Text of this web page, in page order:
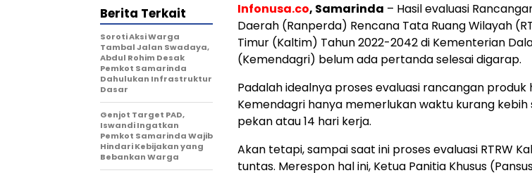
Infonusa.co, Samarinda – Hasil evaluasi
Daerah (Ranperda) Rencana Tata Ruang Wilayah
Timur (Kaltim) Tahun 2022-2042 di Kementerian
(Kemendagri) belum ada pertanda selesai digarap.
Padalah idealnya proses evaluasi rancangan produk
Kemendagri hanya memerlukan waktu kurang kebih
pekan atau 14 hari kerja.
Akan tetapi, sampai saat ini proses evaluasi RTRW
tuntas. Merespon hal ini, Ketua Panitia Khusus
Berita Terkait
Soroti Aksi Warga
Tambal Jalan Swadaya,
Abdul Rohim Desak
Pemkot Samarinda
Dahulukan Infrastruktur
Dasar
Genjot Target PAD,
Iswandi Ingatkan
Pemkot Samarinda Wajib
Hindari Kebijakan yang
Bebankan Warga